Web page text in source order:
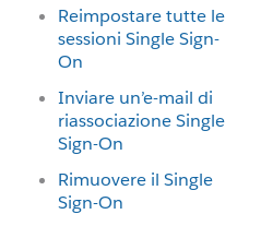
Reimpostare tutte le
sessioni Single Sign-
On
Inviare un’e-mail di
riassociazione Single
Sign-On
Rimuovere il Single
Sign-On